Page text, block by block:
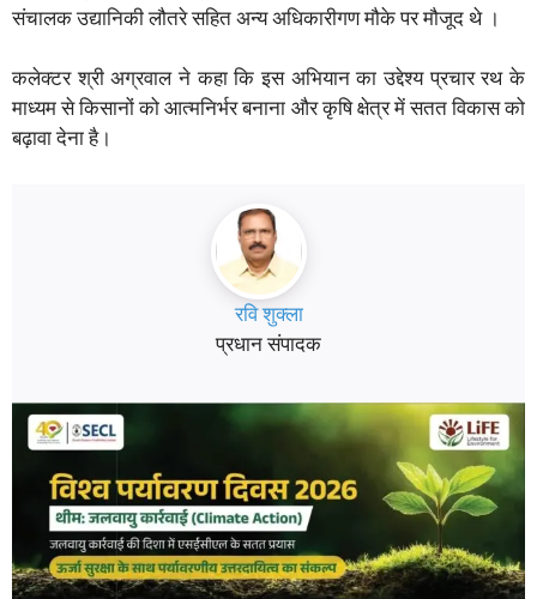
संचालक उद्यानिकी लौतरे सहित अन्य अधिकारीगण मौके पर मौजूद थे ।
कलेक्टर श्री अग्रवाल ने कहा कि इस अभियान का उद्देश्य प्रचार रथ के
माध्यम से किसानों को आत्मनिर्भर बनाना और कृषि क्षेत्र में सतत विकास को
बढ़ावा देना है।
रवि शुक्ला
प्रधान संपादक